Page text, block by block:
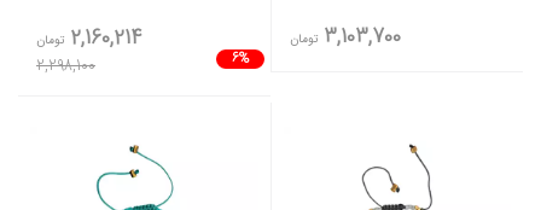
3,103,700 تومان
6%
2,160,214 تومان
2,298,100